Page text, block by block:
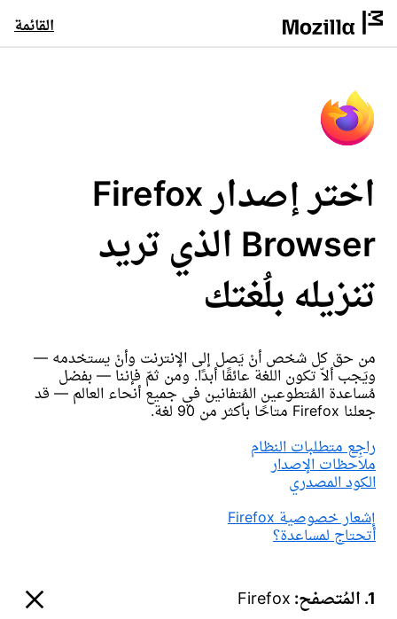
القائمة
اختر إصدار Firefox
Browser الذي تريد
تنزيله بلُغتك
من حق كل شخص أنْ يَصل إلى الإنترنت وأنْ يستخدمه —
ويَجب ألاّ تكون اللغة عائقًا أبدًا. ومن ثمّ فإننا — بفضل
مُساعدة المُتطوعين المُتفانين في جميع أنحاء العالم — قد
جعلنا Firefox متاحًا بأكثر من 90 لغة.
راجِع متطلبات النظام
ملاحظات الإصدار
الكود المصدري
إشعار خصوصية Firefox
أتحتاج لمساعدة؟
1. المُتصفح: Firefox